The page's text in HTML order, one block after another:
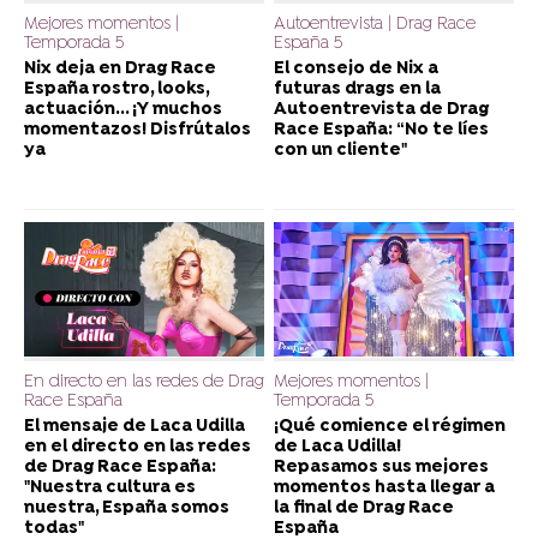
Mejores momentos |
Temporada 5
Nix deja en Drag Race
España rostro, looks,
actuación... ¡Y muchos
momentazos! Disfrútalos
ya
Autoentrevista | Drag Race
España 5
El consejo de Nix a
futuras drags en la
Autoentrevista de Drag
Race España: “No te líes
con un cliente"
En directo en las redes de Drag
Race España
El mensaje de Laca Udilla
en el directo en las redes
de Drag Race España:
"Nuestra cultura es
nuestra, España somos
todas"
Mejores momentos |
Temporada 5
¡Qué comience el régimen
de Laca Udilla!
Repasamos sus mejores
momentos hasta llegar a
la final de Drag Race
España